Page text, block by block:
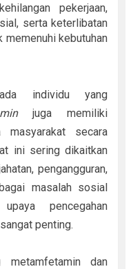
pekerjaan,
serta keterlibatan
memenuhi kebutuhan
individu yang
juga memiliki
secara
ini sering dikaitkan
pengangguran,
masalah sosial
pencegahan
penting.
metamfetamin dan